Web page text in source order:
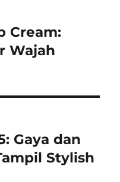
Cream:
Wajah
Gaya dan
Stylish